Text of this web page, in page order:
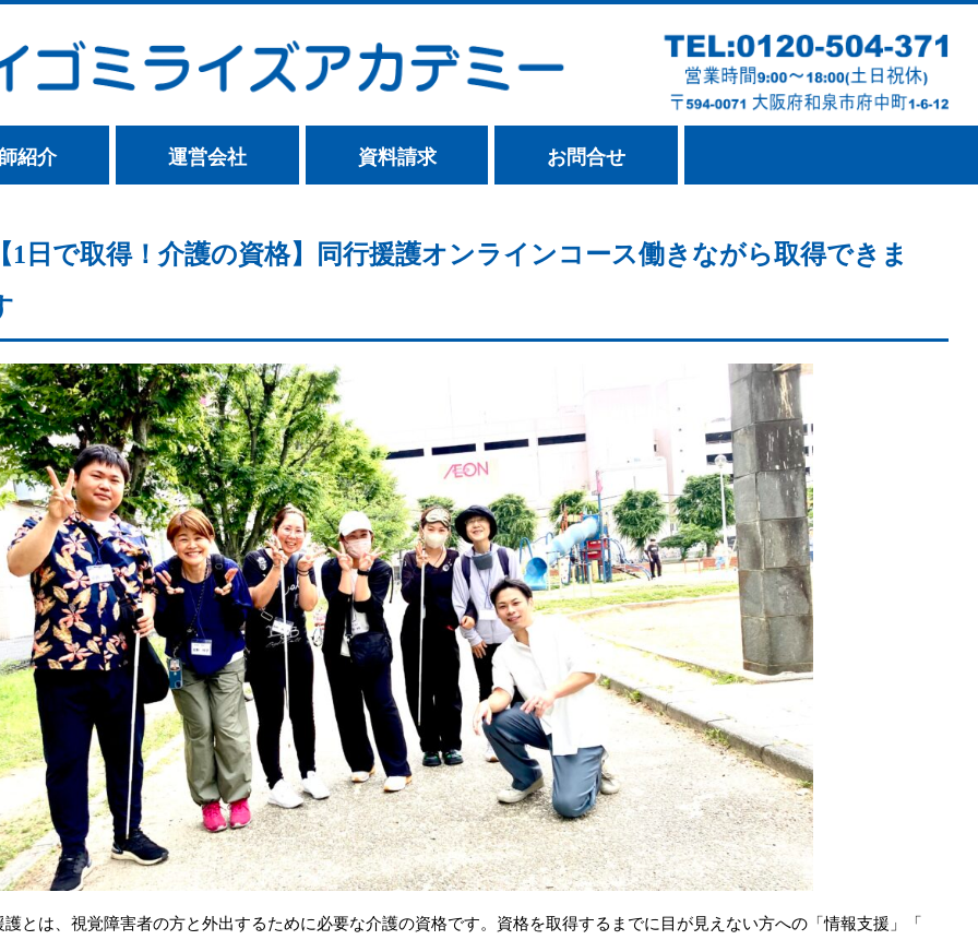
紹介 運営会社 資料請求 お問合せ
【1日で取得！介護の資格】同行援護オンラインコース働きながら取得できま
護とは、視覚障害者の方と外出するために必要な介護の資格です。 資格を取得するまでに目が見えない方への「情報支援」「